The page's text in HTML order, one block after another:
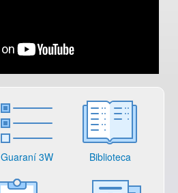
Guaraní 3W Biblioteca